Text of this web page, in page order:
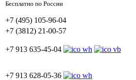
Бесплатно по России
+7 (495) 105-96-04
+7 (3812) 21-00-57
+7 913 635-45-04
+7 913 628-05-36